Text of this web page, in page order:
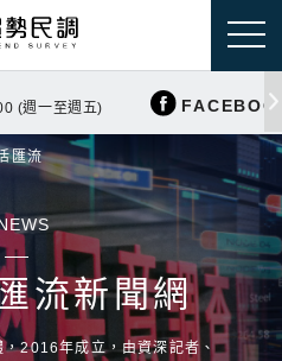
(週一至週五)
匯流
流新聞網
，2016年成立，由資深記者、